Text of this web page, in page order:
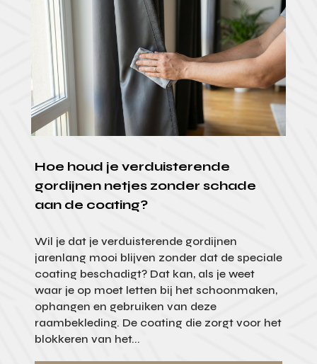
Hoe houd je verduisterende
gordijnen netjes zonder schade
aan de coating?
Wil je dat je verduisterende gordijnen
jarenlang mooi blijven zonder dat de speciale
coating beschadigt? Dat kan, als je weet
waar je op moet letten bij het schoonmaken,
ophangen en gebruiken van deze
raambekleding. De coating die zorgt voor het
blokkeren van het...